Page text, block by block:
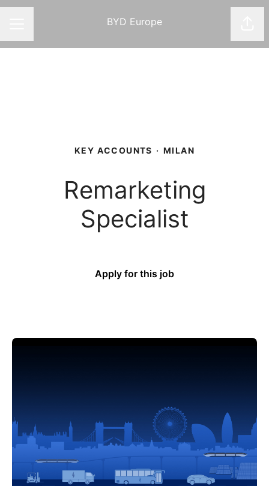
BYD Europe
KEY ACCOUNTS · MILAN
Remarketing
Specialist
Apply for this job